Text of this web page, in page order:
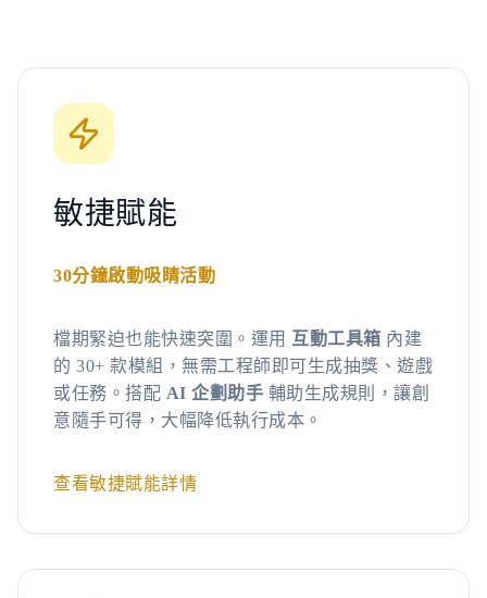
敏捷賦能
30分鐘啟動吸睛活動
檔期緊迫也能快速突圍。運用 互動工具箱 內建
的 30+ 款模組，無需工程師即可生成抽獎、遊戲
或任務。搭配 AI 企劃助手 輔助生成規則，讓創
意隨手可得，大幅降低執行成本。
查看敏捷賦能詳情